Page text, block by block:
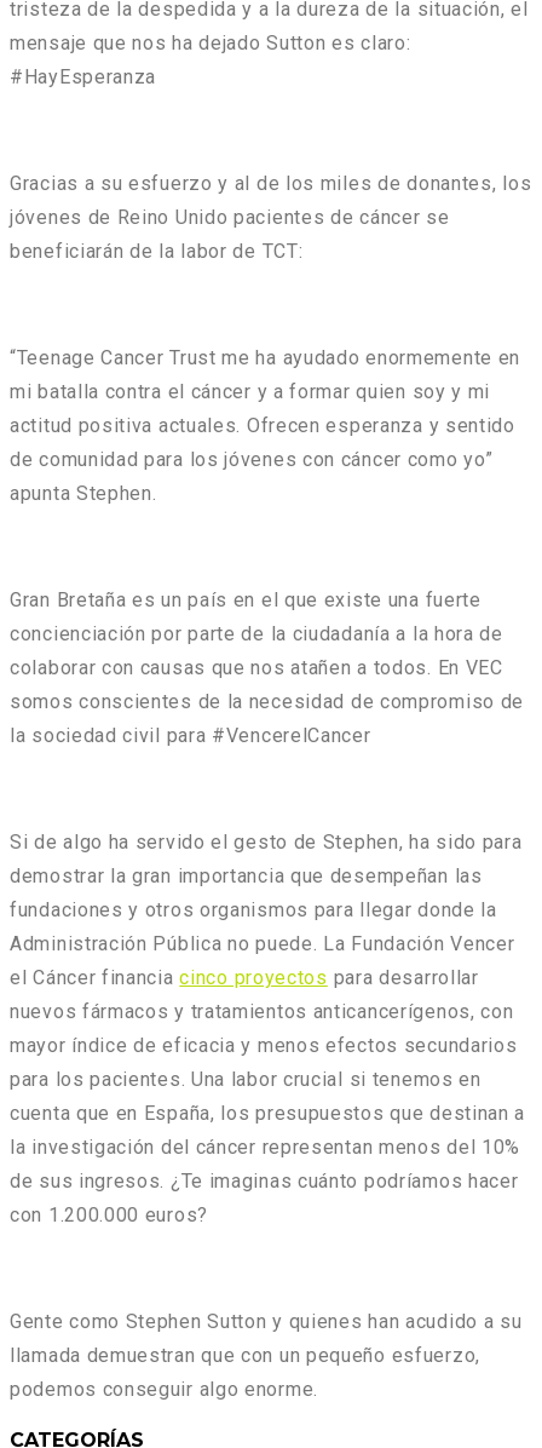
tristeza de la despedida y a la dureza de la situación, el
mensaje que nos ha dejado Sutton es claro:
#HayEsperanza
Gracias a su esfuerzo y al de los miles de donantes, los
jóvenes de Reino Unido pacientes de cáncer se
beneficiarán de la labor de TCT:
“Teenage Cancer Trust me ha ayudado enormemente en
mi batalla contra el cáncer y a formar quien soy y mi
actitud positiva actuales. Ofrecen esperanza y sentido
de comunidad para los jóvenes con cáncer como yo”
apunta Stephen.
Gran Bretaña es un país en el que existe una fuerte
concienciación por parte de la ciudadanía a la hora de
colaborar con causas que nos atañen a todos. En VEC
somos conscientes de la necesidad de compromiso de
la sociedad civil para #VencerelCancer
Si de algo ha servido el gesto de Stephen, ha sido para
demostrar la gran importancia que desempeñan las
fundaciones y otros organismos para llegar donde la
Administración Pública no puede. La Fundación Vencer
el Cáncer financiacinco proyectos para desarrollar
nuevos fármacos y tratamientos anticancerígenos, con
mayor índice de eficacia y menos efectos secundarios
para los pacientes. Una labor crucial si tenemos en
cuenta que en España, los presupuestos que destinan a
la investigación del cáncer representan menos del 10%
de sus ingresos. ¿Te imaginas cuánto podríamos hacer
con 1.200.000 euros?
Gente como Stephen Sutton y quienes han acudido a su
llamada demuestran que con un pequeño esfuerzo,
podemos conseguir algo enorme.
CATEGORÍAS